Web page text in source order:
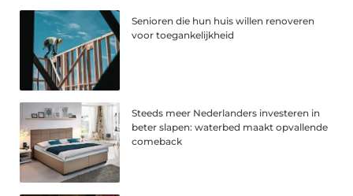
Senioren die hun huis willen renoveren
voor toegankelijkheid
Steeds meer Nederlanders investeren in
beter slapen: waterbed maakt opvallende
comeback